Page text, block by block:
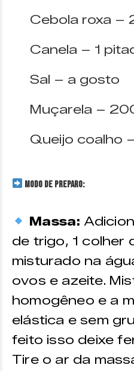
Cebola roxa –
Canela – 1
Sal – a gosto
Muçarela –
Queijo coalho
MODO DE PREPARO:
Massa:
de trigo, 1 colher
misturado na
ovos e azeite.
homogêneo e a
elástica e sem
feito isso deixe
Tire o ar da